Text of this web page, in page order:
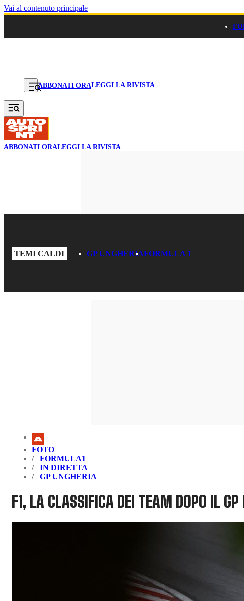
Vai al contenuto principale
ABBONATI ORALEGGI LA RIVISTA
ABBONATI ORALEGGI LA RIVISTA
TEMI CALDI GP UNGHERIAFORMULA 1
FOTO
FORMULA1
IN DIRETTA
GP UNGHERIA
F1, LA CLASSIFICA DEI TEAM DOPO IL GP